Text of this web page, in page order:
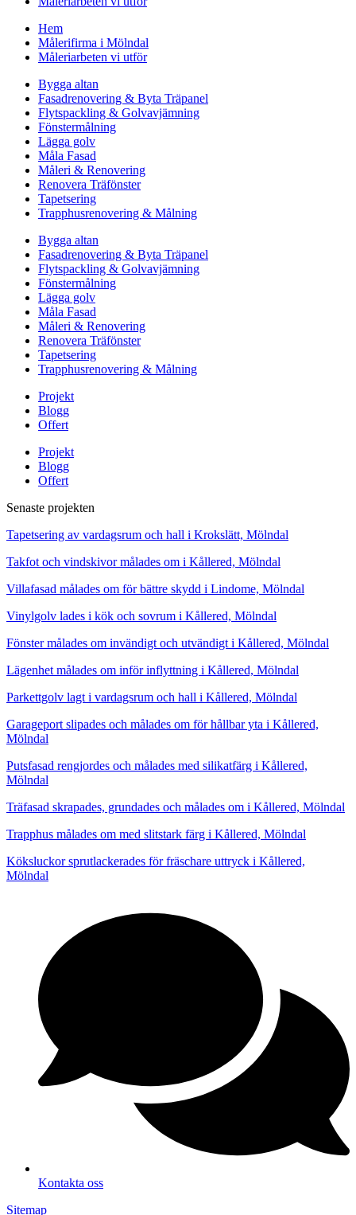
Hem
Målerifirma i Mölndal
Måleriarbeten vi utför
Bygga altan
Fasadrenovering & Byta Träpanel
Flytspackling & Golvavjämning
Fönstermålning
Lägga golv
Måla Fasad
Måleri & Renovering
Renovera Träfönster
Tapetsering
Trapphusrenovering & Målning
Bygga altan
Fasadrenovering & Byta Träpanel
Flytspackling & Golvavjämning
Fönstermålning
Lägga golv
Måla Fasad
Måleri & Renovering
Renovera Träfönster
Tapetsering
Trapphusrenovering & Målning
Projekt
Blogg
Offert
Projekt
Blogg
Offert
Senaste projekten
Tapetsering av vardagsrum och hall i Krokslätt, Mölndal
Takfot och vindskivor målades om i Kållered, Mölndal
Villafasad målades om för bättre skydd i Lindome, Mölndal
Vinylgolv lades i kök och sovrum i Kållered, Mölndal
Fönster målades om invändigt och utvändigt i Kållered, Mölndal
Lägenhet målades om inför inflyttning i Kållered, Mölndal
Parkettgolv lagt i vardagsrum och hall i Kållered, Mölndal
Garageport slipades och målades om för hållbar yta i Kållered,
Mölndal
Putsfasad rengjordes och målades med silikatfärg i Kållered,
Mölndal
Träfasad skrapades, grundades och målades om i Kållered, Mölndal
Trapphus målades om med slitstark färg i Kållered, Mölndal
Köksluckor sprutlackerades för fräschare uttryck i Kållered,
Mölndal
Kontakta oss
Sitemap